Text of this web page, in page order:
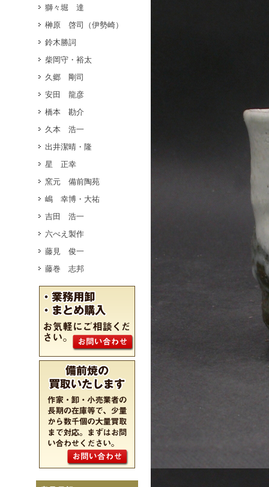
獅々堀 達
榊原 啓司（伊勢崎）
鈴木勝詞
柴岡守・裕太
久郷 剛司
安田 龍彦
橋本 勘介
久本 浩一
出井潔晴・隆
星 正幸
窯元 備前陶苑
嶋 幸博・大祐
吉田 浩一
六べえ製作
藤見 俊一
藤巻 志邦